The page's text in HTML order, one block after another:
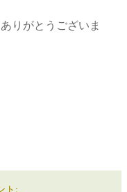
りがとうございま
ト: